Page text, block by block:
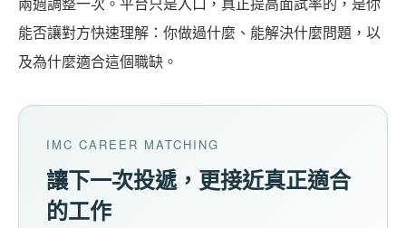
能否讓對方快速理解：你做過什麼、能解決什麼問題，以
及為什麼適合這個職缺。
IMC CAREER MATCHING
讓下一次投遞，更接近真正適合
的工作